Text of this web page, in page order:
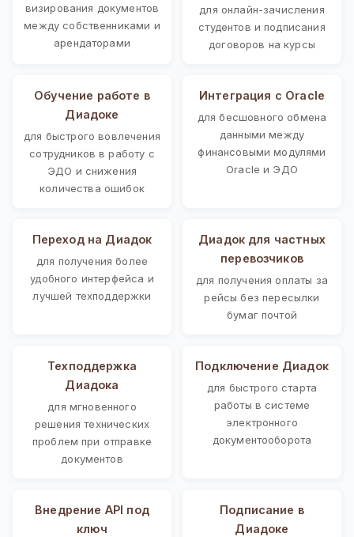
визирования документов
между собственниками и
арендаторами
для онлайн-зачисления
студентов и подписания
договоров на курсы
Обучение работе в
Диадоке
для быстрого вовлечения
сотрудников в работу с
ЭДО и снижения
количества ошибок
Интеграция с Oracle
для бесшовного обмена
данными между
финансовыми модулями
Oracle и ЭДО
Переход на Диадок
для получения более
удобного интерфейса и
лучшей техподдержки
Диадок для частных
перевозчиков
для получения оплаты за
рейсы без пересылки
бумаг почтой
Техподдержка
Диадока
для мгновенного
решения технических
проблем при отправке
документов
Подключение Диадок
для быстрого старта
работы в системе
электронного
документооборота
Внедрение API под
ключ
Подписание в
Диадоке